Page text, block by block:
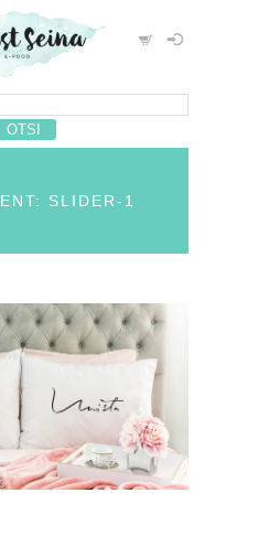
SLIDER-1